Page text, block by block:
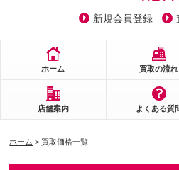
新規会員登録
ホーム 買取の流れ
店舗案内 よくある質
ホーム > 買取価格一覧